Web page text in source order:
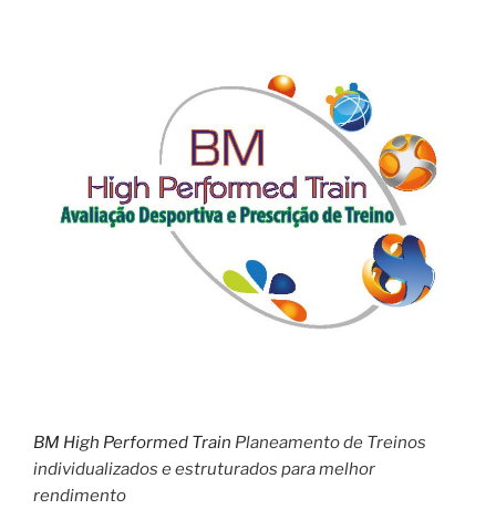
BM High Performed Train Planeamento de Treinos
individualizados e estruturados para melhor
rendimento